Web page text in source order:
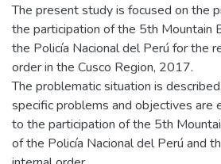
The present study is focused on the
the participation of the 5th Mountain
the Policía Nacional del Perú for the
order in the Cusco Region, 2017.
The problematic situation is
specific problems and objectives are
to the participation of the 5th
of the Policía Nacional del Perú and